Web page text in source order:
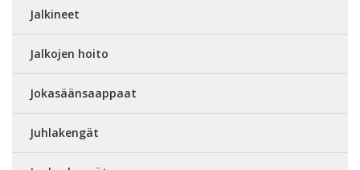
Jalkineet
Jalkojen hoito
Jokasäänsaappaat
Juhlakengät